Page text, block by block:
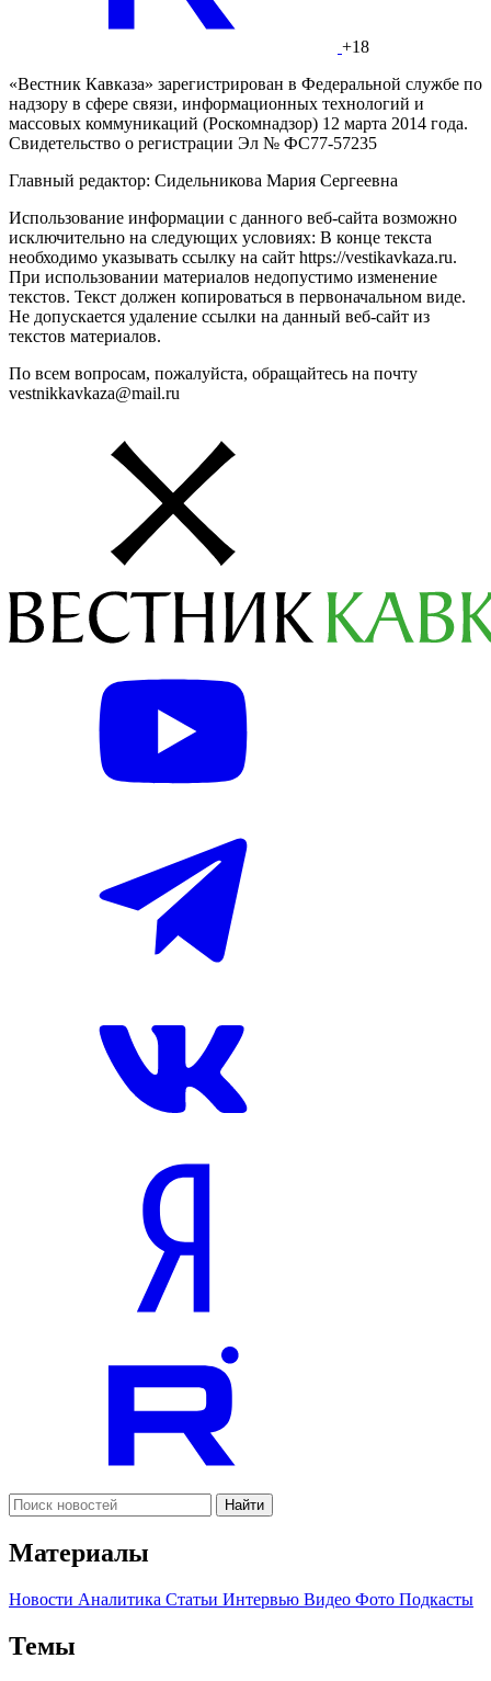
+18
«Вестник Кавказа» зарегистрирован в Федеральной службе по
надзору в сфере связи, информационных технологий и
массовых коммуникаций (Роскомнадзор) 12 марта 2014 года.
Свидетельство о регистрации Эл № ФС77-57235
Главный редактор: Сидельникова Мария Сергеевна
Использование информации с данного веб-сайта возможно
исключительно на следующих условиях: В конце текста
необходимо указывать ссылку на сайт https://vestikavkaza.ru.
При использовании материалов недопустимо изменение
текстов. Текст должен копироваться в первоначальном виде.
Не допускается удаление ссылки на данный веб-сайт из
текстов материалов.
По всем вопросам, пожалуйста, обращайтесь на почту
vestnikkavkaza@mail.ru
Найти
Материалы
Новости Аналитика Статьи Интервью Видео Фото Подкасты
Темы